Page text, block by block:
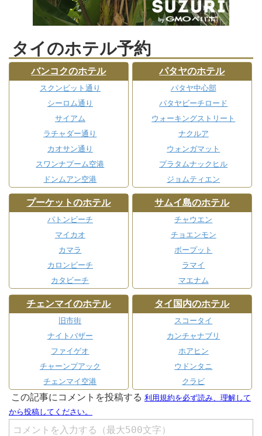
タイのホテル予約
バンコクのホテル
スクンビット通り
シーロム通り
サイアム
ラチャダー通り
カオサン通り
スワンナプーム空港
ドンムアン空港
パタヤのホテル
パタヤ中心部
パタヤビーチロード
ウォーキングストリート
ナクルア
ウォンガマット
プラタムナックヒル
ジョムティエン
プーケットのホテル
パトンビーチ
マイカオ
カマラ
カロンビーチ
カタビーチ
サムイ島のホテル
チャウエン
チョエンモン
ボープット
ラマイ
マエナム
チェンマイのホテル
旧市街
ナイトバザー
ファイゲオ
チャーンプアック
チェンマイ空港
タイ国内のホテル
スコータイ
カンチャナブリ
ホアヒン
ウドンタニ
クラビ